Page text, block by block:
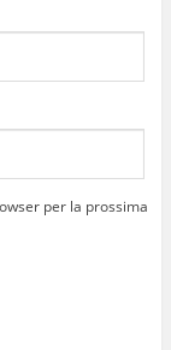
per la prossima